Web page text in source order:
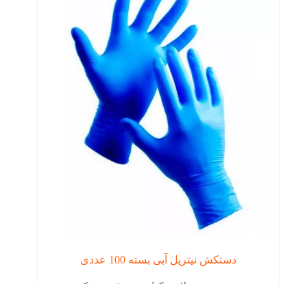
دستکش نیتریل آبی بسته 100 عددی